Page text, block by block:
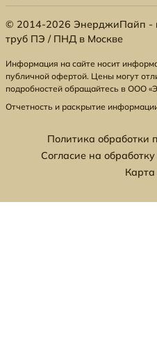
© 2014-2026 ЭнерджиПайп -
труб ПЭ / ПНД в Москве
Информация на сайте носит
публичной офертой. Цены могут
подробностей обращайтесь в ООО
Отчетность и раскрытие
Политика обработки
Согласие на
Карта